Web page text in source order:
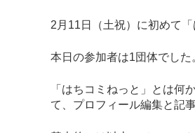
2月11日（土祝）に初めて
本日の参加者は1団体でした
「はちコミねっと」とは何
て、プロフィール編集と記